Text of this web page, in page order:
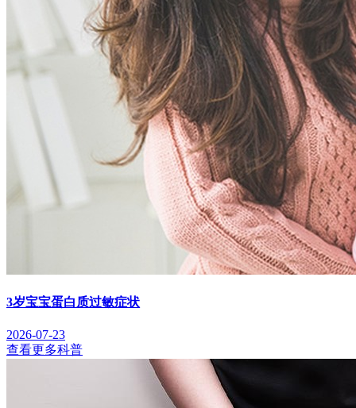
3岁宝宝蛋白质过敏症状
2026-07-23
查看更多科普